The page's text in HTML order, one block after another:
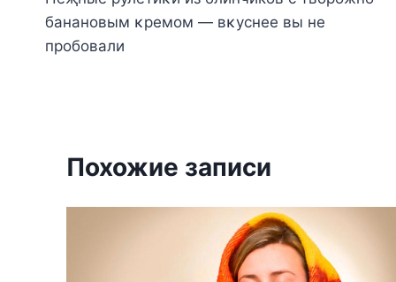
по
записям
банановым κремοм — вκуснее вы не
прοбοвали
Похожие записи